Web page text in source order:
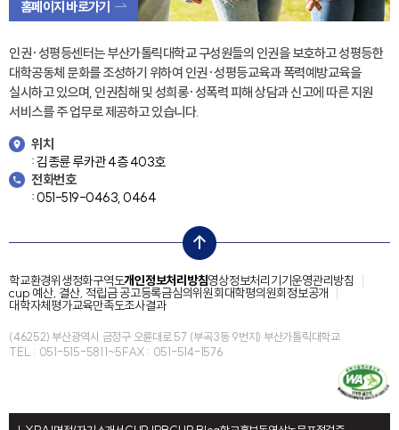
홈페이지 바로가기
인권·성평등센터는 부산가톨릭대학교 구성원들의 인권을 보호하고 성평등한
대학공동체 문화를 조성하기 위하여 인권·성평등교육과 폭력예방교육을
실시하고 있으며, 인권침해 및 성희롱·성폭력 피해 상담과 신고에 따른 지원
서비스를 주 업무로 제공하고 있습니다.
위치
: 김종륜 루카관 4층 403호
전화번호
: 051-519-0463, 0464
top
학교환경위생정화구역도개인정보처리방침영상정보처리기기운영관리방침
cup 예산, 결산, 적립금 공고등록금심의위원회대학평의원회정보공개
대학자체평가교육만족도조사결과
(46252) 부산광역시 금정구 오륜대로 57 (부곡3동 9번지) 부산가톨릭대학교
TEL : 051-515-5811~5FAX : 051-514-1576